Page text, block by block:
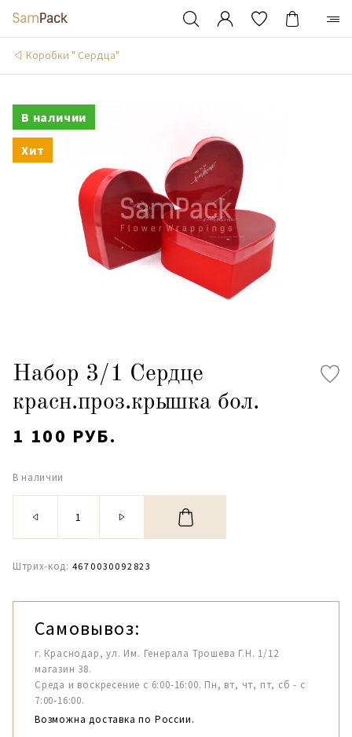
Коробки " Сердца"
В наличии
Хит
Набор 3/1 Сердце
красн.проз.крышка бол.
1 100 РУБ.
В наличии
Штрих-код: 4670030092823
Самовывоз:
г. Краснодар, ул. Им. Генерала Трошева Г.Н. 1/12
магазин 38.
Среда и воскресение с 6:00-16:00. Пн, вт, чт, пт, сб - с
7:00-16:00.
Возможна доставка по России.